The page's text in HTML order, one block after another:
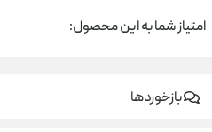
امتیاز شما به این محصول:
بازخوردها